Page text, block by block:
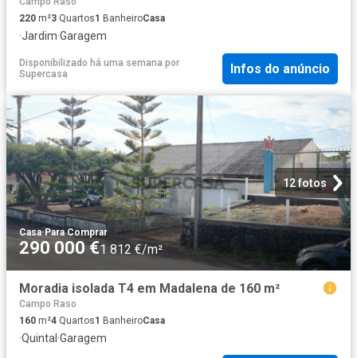
220 m²3 Quartos1 BanheiroCasa
·Jardim·Garagem
Disponibilizado há uma semana por
Supercasa
Infos do anúncio
12 fotos
Casa·Para Comprar
290 000 €1 812 €/m²
Moradia isolada T4 em Madalena de 160 m²
Campo Raso
160 m²4 Quartos1 BanheiroCasa
·Quintal ·Garagem